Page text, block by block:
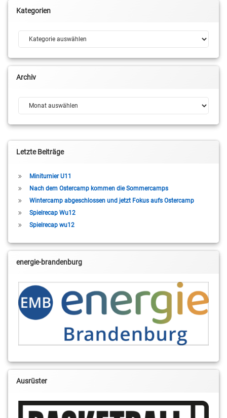
Kategorien
Kategorien
Archiv
Archiv
Letzte Beiträge
Miniturnier U11
Nach dem Ostercamp kommen die Sommercamps
Wintercamp abgeschlossen und jetzt Fokus aufs Ostercamp
Spielrecap Wu12
Spielrecap wu12
energie-brandenburg
Ausrüster